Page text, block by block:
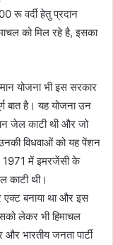
रू वर्दी हेतु प्रदान
को मिल रहे है, इसका
योजना भी इस सरकार
बात है। यह योजना उन
जेल काटी थी और जो
विधवाओं को यह पेंशन
1971 में इमरजेंसी के
काटी थी।
एक्ट बनाया था और इस
लेकर भी हिमाचल
भारतीय जनता पार्टी